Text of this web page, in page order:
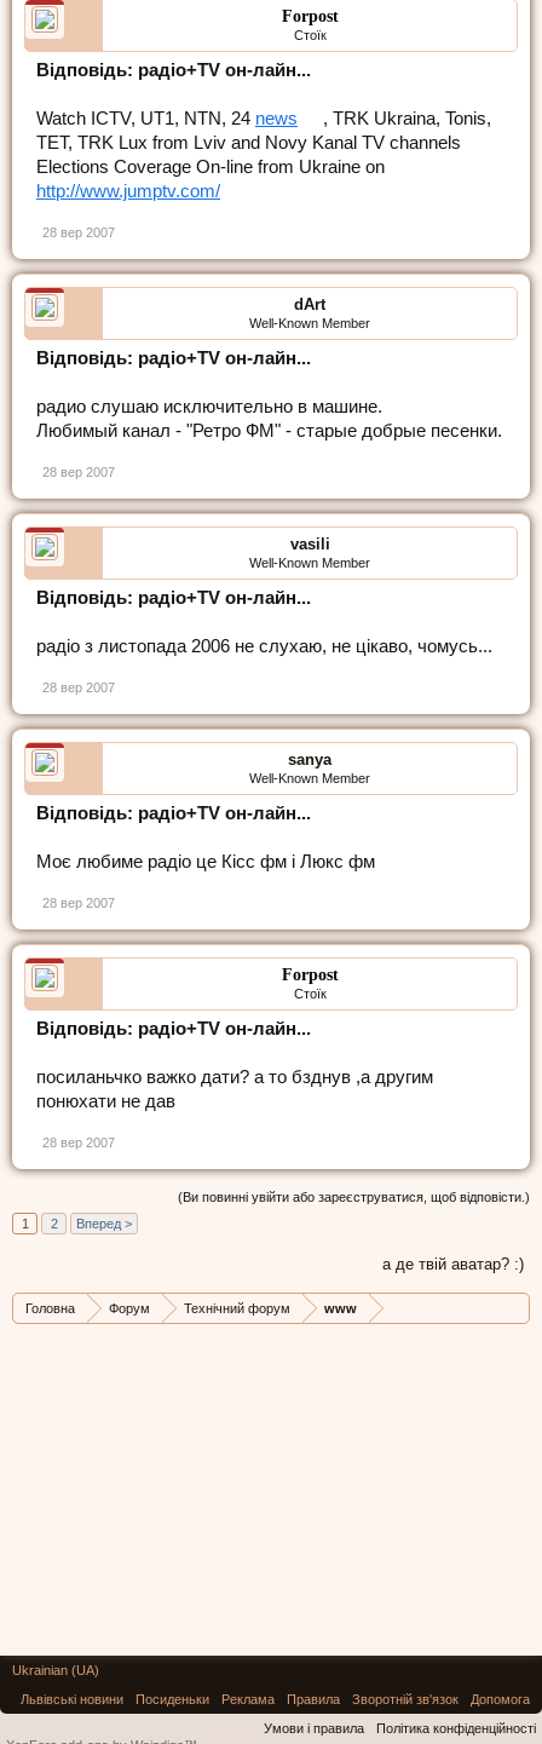
Forpost
Стоїк
Відповідь: радіо+TV он-лайн...
Watch ICTV, UT1, NTN, 24 news
, TRK Ukraina, Tonis,
TET, TRK Lux from Lviv and Novy Kanal TV channels
Elections Coverage On-line from Ukraine on
http://www.jumptv.com/
28 вер 2007
dArt
Well-Known Member
Відповідь: радіо+TV он-лайн...
радио слушаю исключительно в машине.
Любимый канал - "Ретро ФМ" - старые добрые песенки.
28 вер 2007
vasili
Well-Known Member
Відповідь: радіо+TV он-лайн...
радіо з листопада 2006 не слухаю, не цікаво, чомусь...
28 вер 2007
sanya
Well-Known Member
Відповідь: радіо+TV он-лайн...
Моє любиме радіо це Кісс фм і Люкс фм
28 вер 2007
Forpost
Стоїк
Відповідь: радіо+TV он-лайн...
посиланьчко важко дати? а то бзднув ,а другим
понюхати не дав
28 вер 2007
(Ви повинні увійти або зареєструватися, щоб відповісти.)
1
2 Вперед >
а де твій аватар? :)
Головна Форум Технічний форум www
Ukrainian (UA)
Львівські новини
Посиденьки Реклама Правила Зворотній зв'язок
Допомога
Умови і правила
Політика конфіденційності